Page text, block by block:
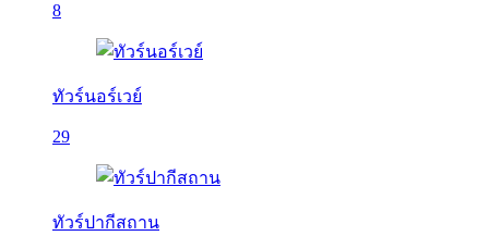
8
ทัวร์นอร์เวย์
29
ทัวร์ปากีสถาน